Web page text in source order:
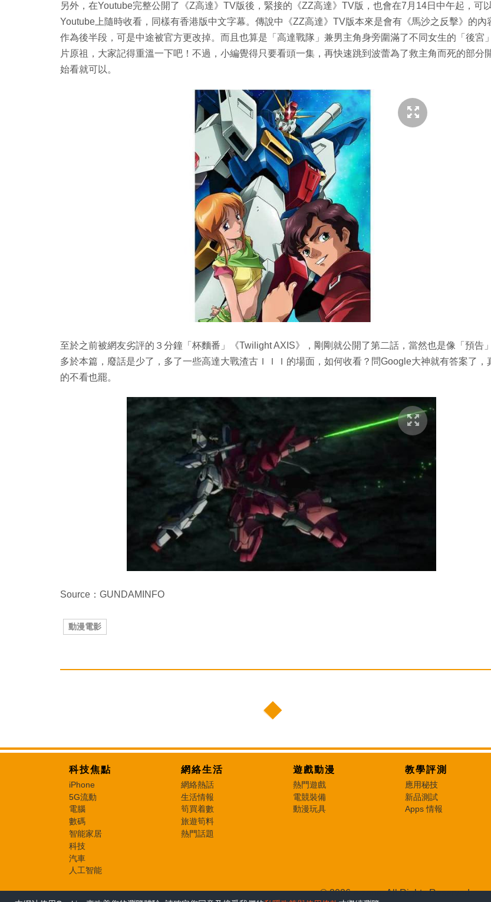
另外，在Youtube完整公開了《Z高達》TV版後，緊接的《ZZ高達》TV版，也會在7月14日中午起，可
Youtube上隨時收看，同樣有香港版中文字幕。傳說中《ZZ高達》TV版本來是會有《馬沙之反擊》的內
作為後半段，可是中途被官方更改掉。而且也算是「高達戰隊」兼男主角身旁圍滿了不同女生的「後宮」
片原祖，大家記得重溫一下吧！不過，小編覺得只要看頭一集，再快速跳到波蕾為了救主角而死的部分
始看就可以。
至於之前被網友劣評的３分鐘「杯麵番」《Twilight AXIS》，剛剛就公開了第二話，當然也是像「預告」
多於本篇，廢話是少了，多了一些高達大戰渣古ＩＩＩ的場面，如何收看？問Google大神就有答案了，
的不看也罷。
Source：GUNDAMINFO
動漫電影
科技焦點
iPhone
5G流動
電腦
數碼
智能家居
科技
汽車
人工智能
網絡生活
網絡熱話
生活情報
筍買着數
旅遊筍料
熱門話題
遊戲動漫
熱門遊戲
電競裝備
動漫玩具
教學評測
應用秘技
新品測試
Apps 情報
© 2026 e-zone. All Rights Reserved.